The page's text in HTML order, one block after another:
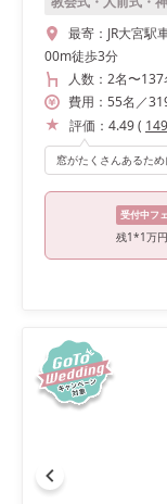
最寄： JR大宮駅
00m徒歩3分
人数： 2名〜137
費用： 55名 ／
評価： 4.49( 149
受付中フ